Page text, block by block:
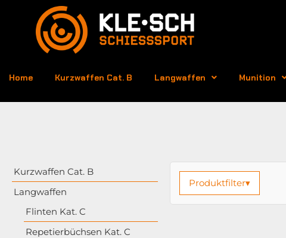
Home Kurzwaffen Cat. B Langwaffen Munition
Kurzwaffen Cat. B
Langwaffen
Flinten Kat. C
Repetierbüchsen Kat. C
Produktfilter▾